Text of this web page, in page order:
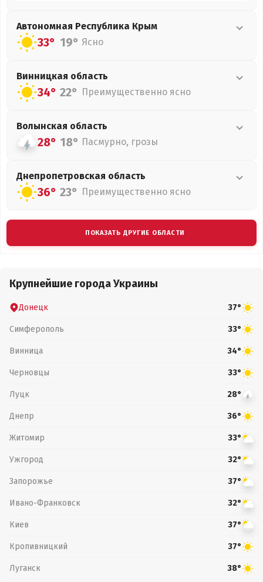
Автономная Республика Крым
33° 19° Ясно
Винницкая область
34° 22° Преимущественно ясно
Волынская область
28° 18° Пасмурно, грозы
Днепропетровская область
36° 23° Преимущественно ясно
ПОКАЗАТЬ ДРУГИЕ ОБЛАСТИ
Крупнейшие города Украины
Донецк 37°
Симферополь 33°
Винница 34°
Черновцы 33°
Луцк 28°
Днепр 36°
Житомир 33°
Ужгород 32°
Запорожье 37°
Ивано-Франковск 32°
Киев 37°
Кропивницкий 37°
Луганск 38°